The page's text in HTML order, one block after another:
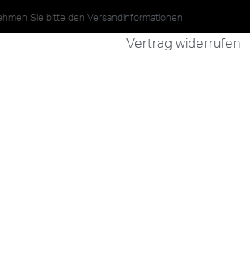
Sie bitte den Versandinformationen
Vertrag widerrufen